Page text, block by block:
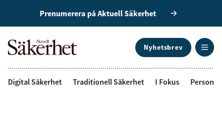
Prenumerera på Aktuell Säkerhet
Nyhetsbrev
Digital Säkerhet Traditionell Säkerhet I Fokus